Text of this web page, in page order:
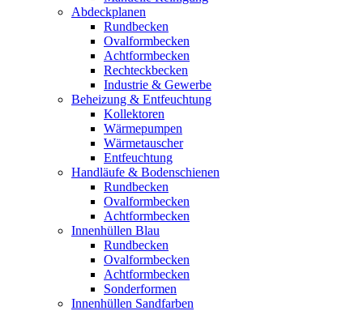
Abdeckplanen
Rundbecken
Ovalformbecken
Achtformbecken
Rechteckbecken
Industrie & Gewerbe
Beheizung & Entfeuchtung
Kollektoren
Wärmepumpen
Wärmetauscher
Entfeuchtung
Handläufe & Bodenschienen
Rundbecken
Ovalformbecken
Achtformbecken
Innenhüllen Blau
Rundbecken
Ovalformbecken
Achtformbecken
Sonderformen
Innenhüllen Sandfarben